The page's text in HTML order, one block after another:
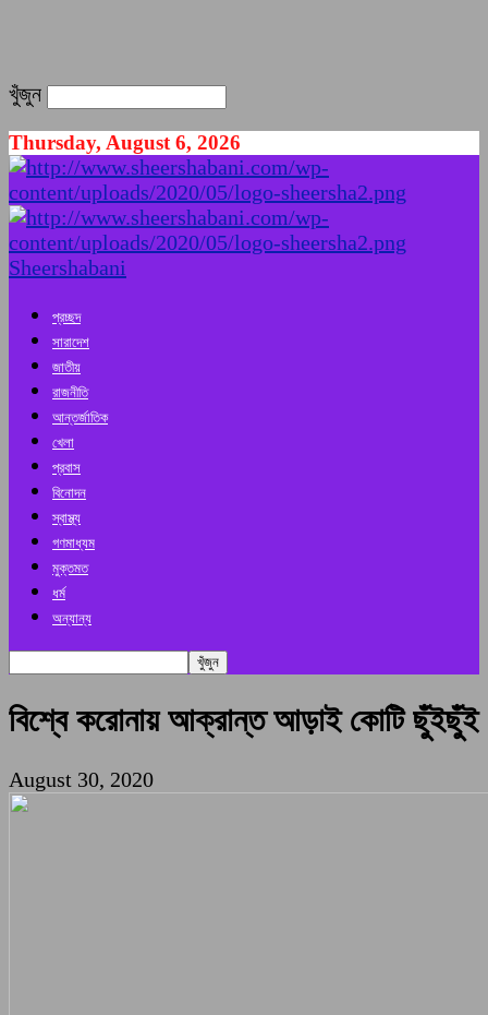
খুঁজুন
Thursday, August 6, 2026
Sheershabani
প্রচ্ছদ
সারাদেশ
জাতীয়
রাজনীতি
আন্তর্জাতিক
খেলা
প্রবাস
বিনোদন
স্বাস্থ্য
গণমাধ্যম
মুক্তমত
ধর্ম
অন্যান্য
বিশ্বে করোনায় আক্রান্ত আড়াই কোটি ছুঁইছুঁই
August 30, 2020